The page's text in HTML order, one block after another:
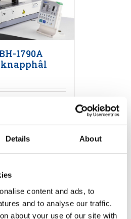
Details About
content and ads, to
and to analyse our traffic.
about your use of our site with
1790A